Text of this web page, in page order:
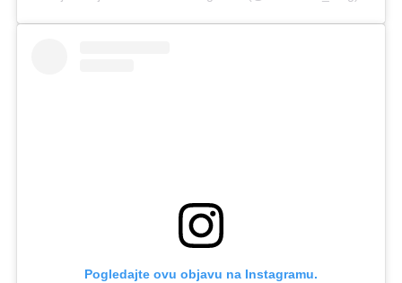
Pogledajte ovu objavu na Instagramu.